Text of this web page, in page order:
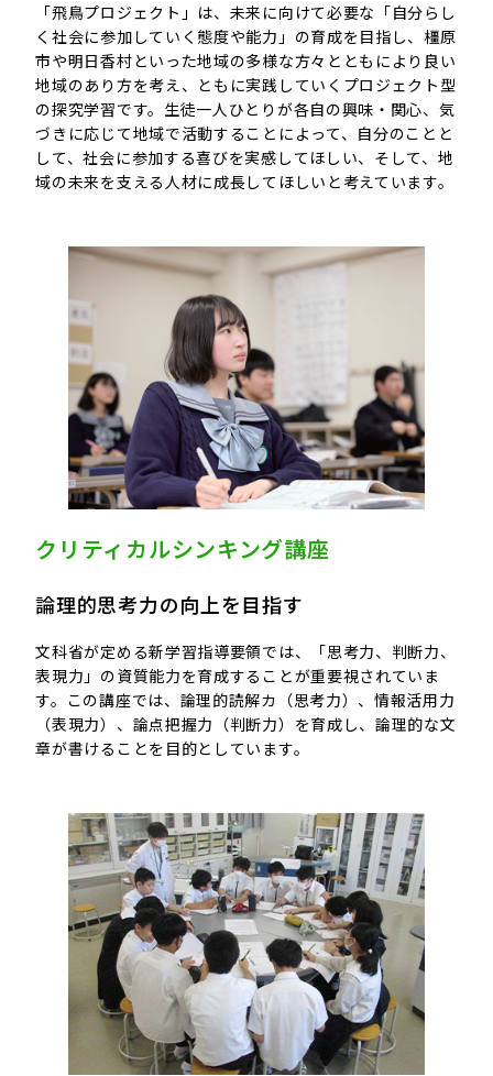
「飛鳥プロジェクト」は、未来に向けて必要な「自分らし
く社会に参加していく態度や能力」の育成を目指し、橿原
市や明日香村といった地域の多様な方々とともにより良い
地域のあり方を考え、ともに実践していくプロジェクト型
の探究学習です。生徒一人ひとりが各自の興味・関心、気
づきに応じて地域で活動することによって、自分のことと
して、社会に参加する喜びを実感してほしい、そして、地
域の未来を支える人材に成長してほしいと考えています。
クリティカルシンキング講座
論理的思考力の向上を目指す
文科省が定める新学習指導要領では、「思考力、判断力、
表現力」の資質能力を育成することが重要視されていま
す。この講座では、論理的読解カ（思考力）、情報活用力
（表現力）、論点把握力（判断力）を育成し、論理的な文
章が書けることを目的としています。